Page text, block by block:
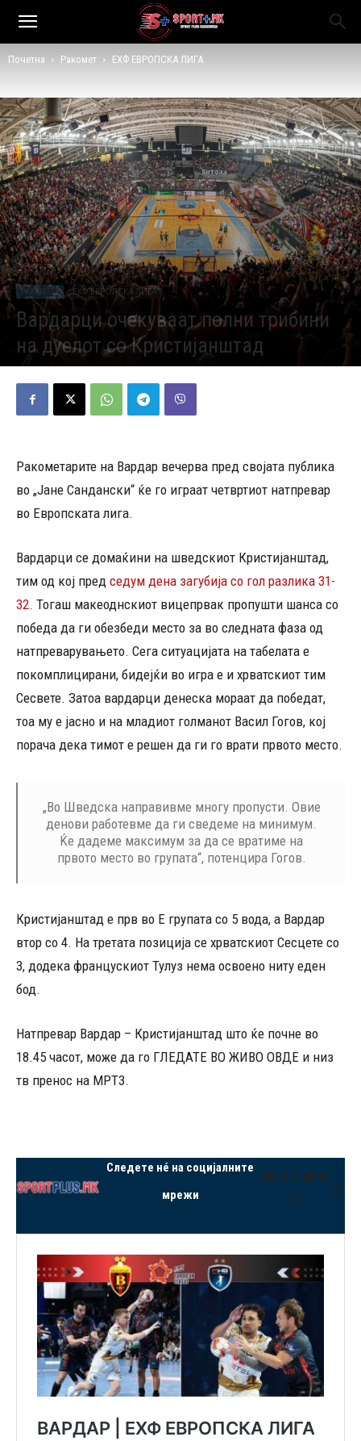
Почетна Ракомет ЕХФ ЕВРОПСКА ЛИГА
РАКОМЕТ ЕХФ ЕВРОПСКА ЛИГА
Вардарци очекуваат полни трибини
на дуелот со Кристијанштад
Објавено од Редакција - 18/11/2025 622
Ракометарите на Вардар вечерва пред својата публика
во „Јане Сандански“ ќе го играат четвртиот натпревар
во Европската лига.
Вардарци се домаќини на шведскиот Кристијанштад,
тим од кој пред седум дена загубија со гол разлика 31-
32. Тогаш макеоднскиот вицепрвак пропушти шанса со
победа да ги обезбеди место за во следната фаза од
натпреварувањето. Сега ситуацијата на табелата е
покомплицирани, бидејќи во игра е и хрватскиот тим
Сесвете. Затоа вардарци денеска мораат да победат,
тоа му е јасно и на младиот голманот Васил Гогов, кој
порача дека тимот е решен да ги го врати првото место.
„Во Шведска направивме многу пропусти. Овие
денови работевме да ги сведеме на минимум.
Ќе дадеме максимум за да се вратиме на
првото место во групата“, потенцира Гогов.
Кристијанштад е прв во Е групата со 5 вода, а Вардар
втор со 4. На третата позиција се хрватскиот Сесцете со
3, додека францускиот Тулуз нема освоено ниту еден
бод.
Натпревар Вардар – Кристијанштад што ќе почне во
18.45 часот, може да го ГЛЕДАТЕ ВО ЖИВО ОВДЕ и низ
тв пренос на МРТ3.
Следете нé на социјалните
мрежи
Facebook
Instagram
X YouTube
VK
Mail